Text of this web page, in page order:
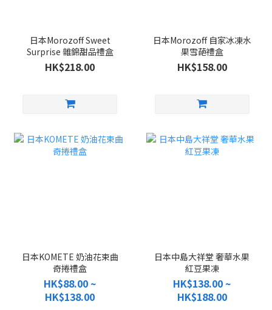
日本Morozoff Sweet
Surprise 雜錦甜品禮盒
HK$218.00
日本Morozoff 自家冰凍水
果雪葩禮盒
HK$158.00
日本KOMETE 奶油花束曲
奇捲禮盒
HK$88.00 ~
HK$138.00
日本中島大祥堂 奢華水果
紅豆果凍
HK$138.00 ~
HK$188.00